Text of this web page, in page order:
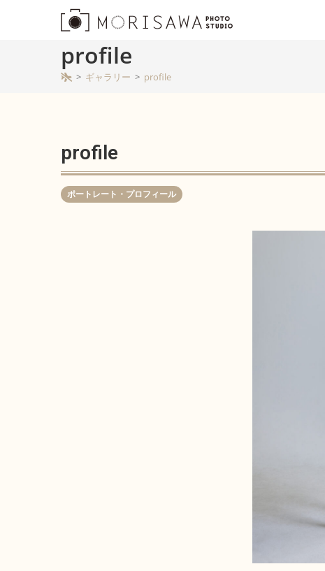
profile
> ギャラリー > profile
profile
ポートレート・プロフィール